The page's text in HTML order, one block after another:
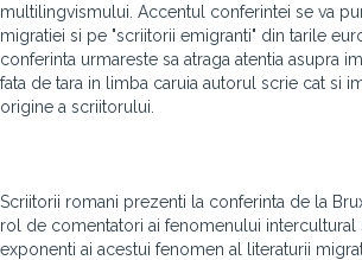
multilingvismului. Accentul conferintei se va
migratiei si pe "scriitorii emigranti" din tarile
conferinta urmareste sa atraga atentia asupra
fata de tara in limba caruia autorul scrie cat si
origine a scriitorului.
Scriitorii romani prezenti la conferinta de la
rol de comentatori ai fenomenului intercultural
exponenti ai acestui fenomen al literaturii